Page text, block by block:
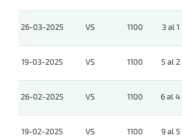
26-03-2025 VS 1100 3 al 1
19-03-2025 VS 1100 5 al 2
26-02-2025 VS 1100 6 al 4
19-02-2025 VS 1100 9 al 5